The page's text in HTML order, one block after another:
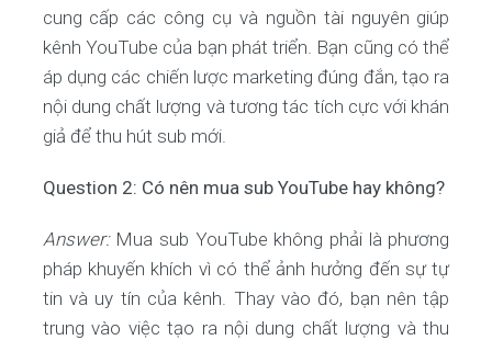
cung cấp các công cụ và nguồn tài nguyên giúp
kênh YouTube của bạn phát triển. Bạn cũng có thể
áp dụng các chiến lược marketing đúng đắn, tạo ra
nội dung chất lượng và tương tác tích cực với khán
giả để thu hút sub mới.
Question 2: Có nên mua sub YouTube hay không?
Answer:Mua sub YouTube không phải là phương
pháp khuyến khích vì có thể ảnh hưởng đến sự tự
tin và uy tín của kênh. Thay vào đó, bạn nên tập
trung vào việc tạo ra nội dung chất lượng và thu